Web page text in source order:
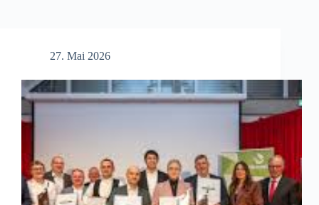
27. Mai 2026